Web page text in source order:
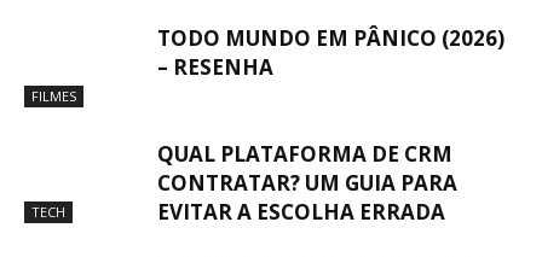
FILMES
TODO MUNDO EM PÂNICO (2026)
– RESENHA
TECH
QUAL PLATAFORMA DE CRM
CONTRATAR? UM GUIA PARA
EVITAR A ESCOLHA ERRADA